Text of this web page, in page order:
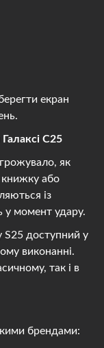
екран
С25
як
книжку або
із
момент удару.
S25 доступний у
виконанні.
так і в
брендами: